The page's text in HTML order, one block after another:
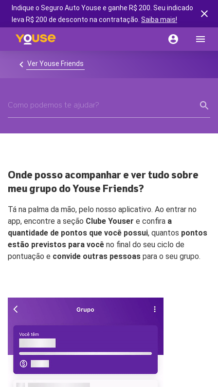
Indique o Seguro Auto Youse e ganhe R$ 200. Seu indicado
leva R$ 200 de desconto na contratação. Saiba mais!
Ver Youse Friends
Onde posso acompanhar e ver tudo sobre
meu grupo do Youse Friends?
Tá na palma da mão, pelo nosso aplicativo. Ao entrar no
app, encontre a seção Clube Youser e confira a
quantidade de pontos que você possui, quantos pontos
estão previstos para você no final do seu ciclo de
pontuação e convide outras pessoas para o seu grupo.